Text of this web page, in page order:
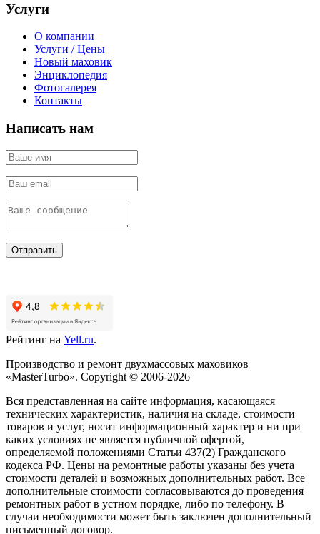
Услуги
О компании
Услуги / Цены
Новый маховик
Энциклопедия
Фотогалерея
Контакты
Написать нам
Отправить
Рейтинг на Yell.ru.
Производство и ремонт двухмассовых маховиков
«MasterTurbo». Copyright © 2006-2026
Вся представленная на сайте информация, касающаяся
технических характеристик, наличия на складе, стоимости
товаров и услуг, носит информационный характер и ни при
каких условиях не является публичной офертой,
определяемой положениями Статьи 437(2) Гражданского
кодекса РФ. Цены на ремонтные работы указаны без учета
стоимости деталей и возможных дополнительных работ. Все
дополнительные стоимости согласовываются до проведения
ремонтных работ в устном порядке, либо по телефону. В
случаи необходимости может быть заключен дополнительный
письменный договор.